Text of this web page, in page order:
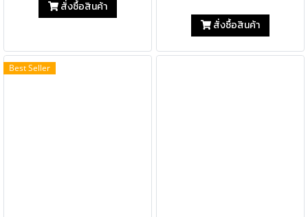
สั่งซื้อสินค้า
สั่งซื้อสินค้า
Best Seller